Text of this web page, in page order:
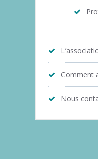
Comment
Nous